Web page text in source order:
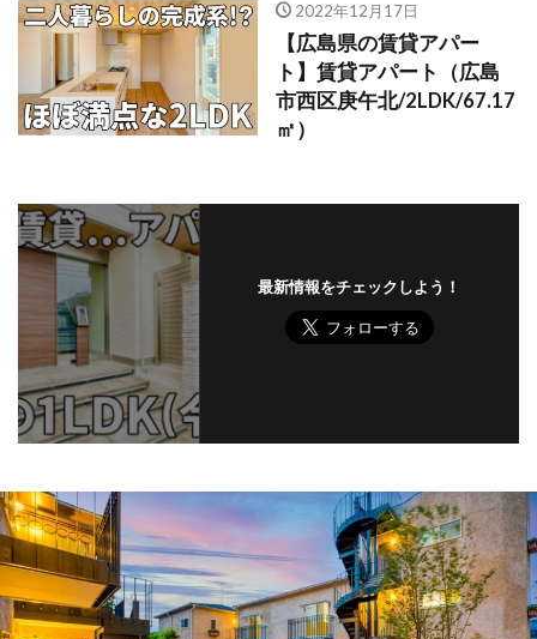
2022年12月17日
【広島県の賃貸アパー
ト】賃貸アパート（広島
市西区庚午北/2LDK/67.17
㎡）
最新情報をチェックしよう！